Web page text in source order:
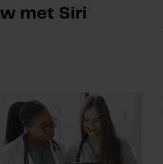
met Siri